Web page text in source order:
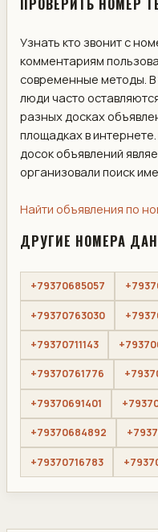
ПРОВЕРИТЬ НОМЕР
Узнать кто звонит с
комментариям
современные методы. В
люди часто
разных досках
площадках в
досок объявлений
организовали поиск
Найти объявления по
ДРУГИЕ НОМЕРА
+79370685057
+79370763030
+79370711143
+79370761776
+79370691401
+79370684892
+79370716783